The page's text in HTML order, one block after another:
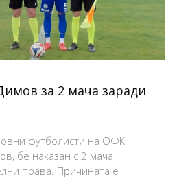
за 2 мача заради
футболисти на ОФК
бе наказан с 2 мача
права. Причината е